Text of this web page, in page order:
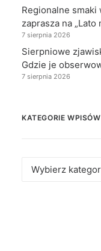
Regionalne smaki
zaprasza na „Lato
7 sierpnia 2026
Sierpniowe
Gdzie je
7 sierpnia 2026
KATEGORIE WPISÓW
Kategorie